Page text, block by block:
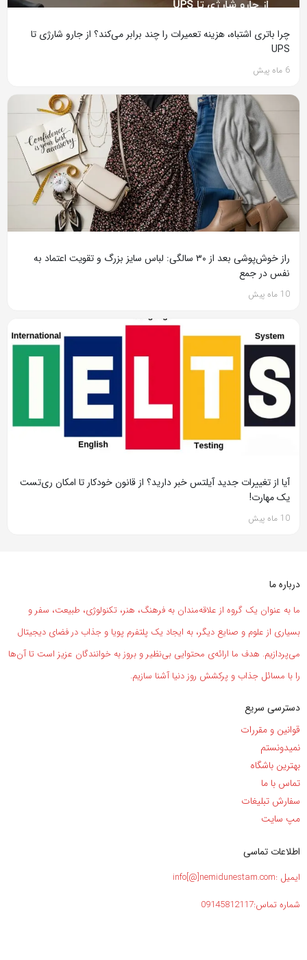
چرا باتری اشتباه، هزینه تعمیرات را چند برابر می‌کند؟ از جارو شارژی تا
UPS
6 ماه پیش
راز خوش‌پوشی بعد از ۳۰ سالگی: لباس سایز بزرگ و تقویت اعتماد به
نفس در جمع
10 ماه پیش
آیا از تغییرات جدید آیلتس خبر دارید؟ از قانون خودکار تا امکان ری‌تست
یک مهارت!
10 ماه پیش
درباره ما
ما به عنوان یک گروه از علاقه‌مندان به فرهنگ، هنر، تکنولوژی، طبیعت، سفر و
بسیاری از علوم و صنایع دیگر، به ایجاد یک پلتفرم پویا و جذاب در فضای دیجیتال
می‌پردازیم. هدف ما ارائه‌ی محتوایی بی‌نظیر و بروز به خوانندگان عزیز است تا آن‌ها
را با مسائل جذاب و پرکشش روز دنیا آشنا سازیم.
دسترسی سریع
قوانین و مقررات
نمیدونستم
بهترین باشگاه
تماس با ما
سفارش تبلیغات
مپ سایت
اطلاعات تماسی
ایمیل :info[@]nemidunestam.com
شماره تماس:09145812117